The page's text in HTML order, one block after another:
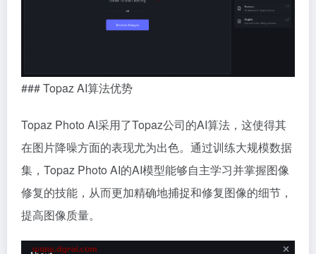
### Topaz AI算法优势
Topaz Photo AI采用了Topaz公司的AI算法，这使得其
在图片降噪方面的表现尤为出色。通过训练大规模数据
集，Topaz Photo AI的AI模型能够自主学习并掌握图像
修复的技能，从而更加精确地捕捉和修复图像的细节，
提高图像质量。